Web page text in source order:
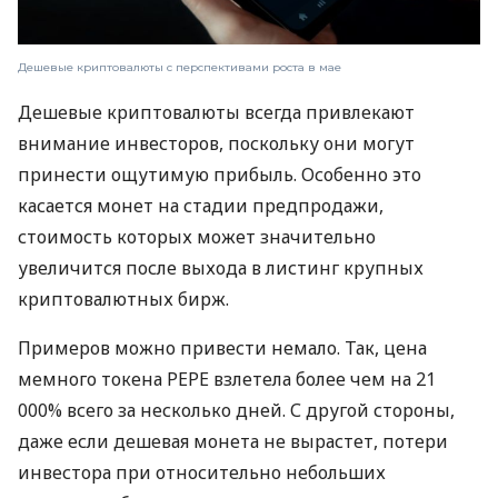
Дешевые криптовалюты с перспективами роста в мае
Дешевые криптовалюты всегда привлекают
внимание инвесторов, поскольку они могут
принести ощутимую прибыль. Особенно это
касается монет на стадии предпродажи,
стоимость которых может значительно
увеличится после выхода в листинг крупных
криптовалютных бирж.
Примеров можно привести немало. Так, цена
мемного токена PEPE взлетела более чем на 21
000% всего за несколько дней. С другой стороны,
даже если дешевая монета не вырастет, потери
инвестора при относительно небольших